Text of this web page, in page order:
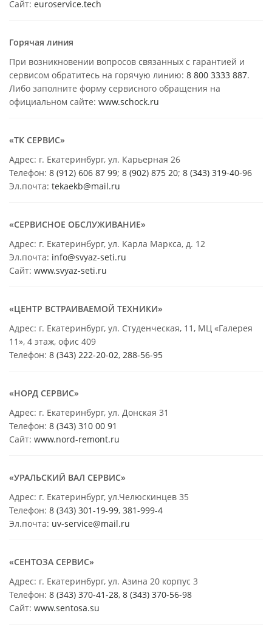
Сайт: euroservice.tech
Горячая линия
При возникновении вопросов связанных с гарантией и
сервисом обратитесь на горячую линию: 8 800 3333 887.
Либо заполните форму сервисного обращения на
официальном сайте: www.schock.ru
«ТК СЕРВИС»
Адрес: г. Екатеринбург, ул. Карьерная 26
Телефон: 8 (912) 606 87 99; 8 (902) 875 20; 8 (343) 319-40-96
Эл.почта: tekaekb@mail.ru
«СЕРВИСНОЕ ОБСЛУЖИВАНИЕ»
Адрес: г. Екатеринбург, ул. Карла Маркса, д. 12
Эл.почта: info@svyaz-seti.ru
Сайт: www.svyaz-seti.ru
«ЦЕНТР ВСТРАИВАЕМОЙ ТЕХНИКИ»
Адрес: г. Екатеринбург, ул. Студенческая, 11, МЦ «Галерея
11», 4 этаж, офис 409
Телефон: 8 (343) 222-20-02, 288-56-95
«НОРД СЕРВИС»
Адрес: г. Екатеринбург, ул. Донская 31
Телефон: 8 (343) 310 00 91
Сайт: www.nord-remont.ru
«УРАЛЬСКИЙ ВАЛ СЕРВИС»
Адрес: г. Екатеринбург, ул.Челюскинцев 35
Телефон: 8 (343) 301-19-99, 381-999-4
Эл.почта: uv-service@mail.ru
«СЕНТОЗА СЕРВИС»
Адрес: г. Екатеринбург, ул. Азина 20 корпус 3
Телефон: 8 (343) 370-41-28, 8 (343) 370-56-98
Сайт: www.sentosa.su